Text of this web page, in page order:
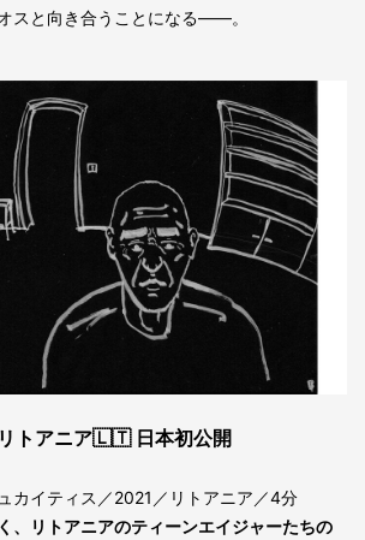
スと向き合うことになる――。
アニア🇱🇹 日本初公開
カイティス／2021／リトアニア／4分
、リトアニアのティーンエイジャーたちの